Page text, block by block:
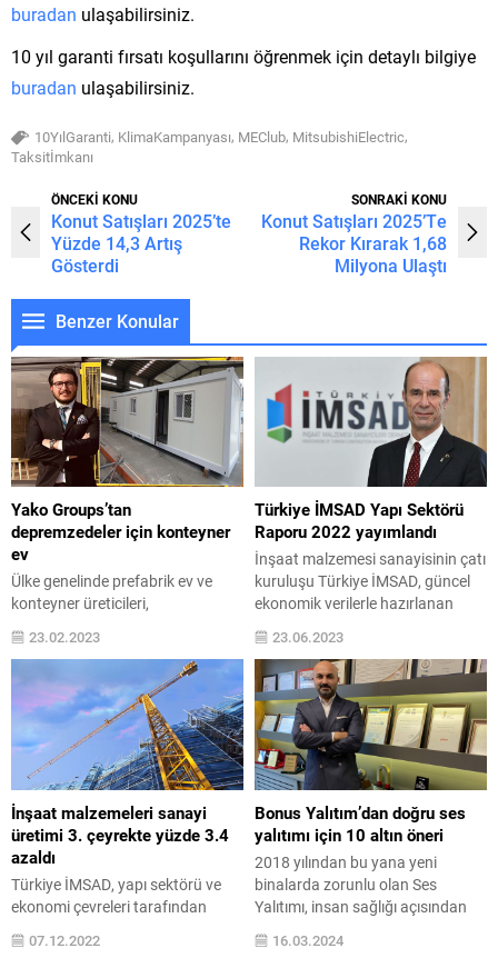
buradan ulaşabilirsiniz.
10 yıl garanti fırsatı koşullarını öğrenmek için detaylı bilgiye
buradan ulaşabilirsiniz.
10YılGaranti, KlimaKampanyası, MEClub, MitsubishiElectric,
Taksitİmkanı
ÖNCEKİ KONU
Konut Satışları 2025’te
Yüzde 14,3 Artış
Gösterdi
SONRAKİ KONU
Konut Satışları 2025’Te
Rekor Kırarak 1,68
Milyona Ulaştı
Benzer Konular
Yako Groups’tan
depremzedeler için konteyner
ev
Ülke genelinde prefabrik ev ve
konteyner üreticileri,
depremzedeler için yoğun mesai
harcamaya devam ediyor. Afet
doğrultusunda çok sayıda kişinin
barınma ihtiyaçlarını karşılayan
yaşam konteynerleri, ilk günden
bu yana deprem bölgesinde kalan
vatandaşlar için imal ediliyor.
Kahramanmaraş merkezli iki
depremin hemen ardından
harekete geçen prefabrik yapı
üretim firması Yako...
23.02.2023
Türkiye İMSAD Yapı Sektörü
Raporu 2022 yayımlandı
İnşaat malzemesi sanayisinin çatı
kuruluşu Türkiye İMSAD, güncel
ekonomik verilerle hazırlanan
2022 yılı Türkiye İMSAD Yapı
Sektörü Raporu’nu tamamladı.
Raporda, 2022 yılında geçen yıla
göre yüzde 8,1 büyüyerek 1,21
trilyon dolara çıkan dünya inşaat
malzemesi ihracatında
Türkiye’nin, 33,74 milyar dolarlık
ihracat ile dünyanın 5. büyük
ihracatçı ülkesi olduğu
vurgulandı. Türkiye,...
23.06.2023
İnşaat malzemeleri sanayi
üretimi 3. çeyrekte yüzde 3.4
azaldı
Türkiye İMSAD, yapı sektörü ve
ekonomi çevreleri tarafından
dikkatle izlenen Aylık Sektör
Raporu’nun kasım ayı sonuçlarını
07.12.2022
Bonus Yalıtım’dan doğru ses
yalıtımı için 10 altın öneri
2018 yılından bu yana yeni
binalarda zorunlu olan Ses
Yalıtımı, insan sağlığı açısından
önemi tartışılmaz olan uyku
sağlığı için de büyük önem
16.03.2024